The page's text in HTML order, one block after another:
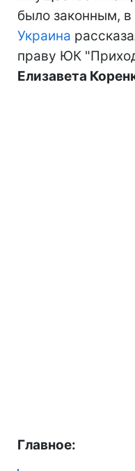
было законным,
Украина
праву ЮК
Елизавета
Главное: